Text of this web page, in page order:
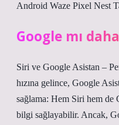
Android Waze Pixel Nest
Google mı
Siri ve Google Asistan –
hızına gelince, Google
sağlama: Hem Siri hem de
bilgi sağlayabilir. Ancak,